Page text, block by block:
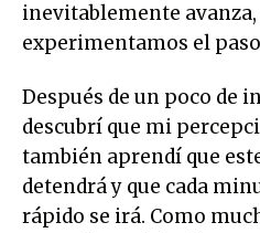
inevitablemente
experimentamos el
Después de un poco de
descubrí que mi
también aprendí que
detendrá y que cada
rápido se irá. Como